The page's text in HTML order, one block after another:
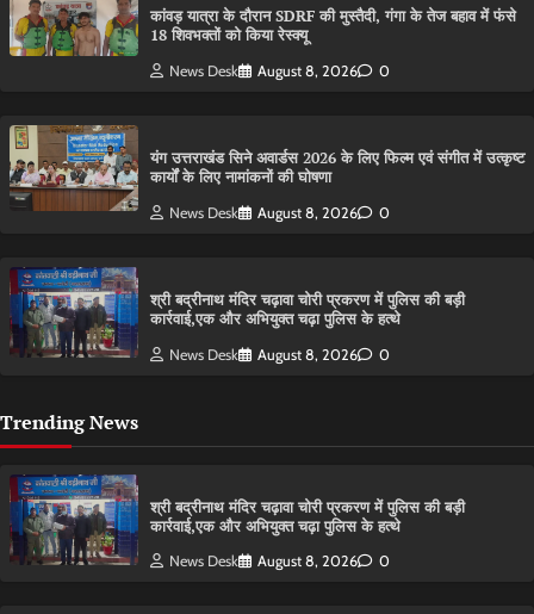
कांवड़ यात्रा के दौरान SDRF की मुस्तैदी, गंगा के तेज बहाव में फंसे
18 शिवभक्तों को किया रेस्क्यू
News Desk August 8, 2026 0
यंग उत्तराखंड सिने अवार्डस 2026 के लिए फिल्म एवं संगीत में उत्कृष्ट
कार्यों के लिए नामांकनों की घोषणा
News Desk August 8, 2026 0
श्री बद्रीनाथ मंदिर चढ़ावा चोरी प्रकरण में पुलिस की बड़ी
कार्रवाई,एक और अभियुक्त चढ़ा पुलिस के हत्थे
News Desk August 8, 2026 0
Trending News
श्री बद्रीनाथ मंदिर चढ़ावा चोरी प्रकरण में पुलिस की बड़ी
कार्रवाई,एक और अभियुक्त चढ़ा पुलिस के हत्थे
News Desk August 8, 2026 0